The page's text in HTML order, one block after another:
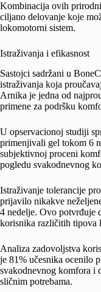
Kombinacija ovih
ciljano delovanje koje
lokomotorni sistem.
Istraživanja i efikasnost
Sastojci sadržani u
istraživanja koja
Arnika je jedna od
primene za podršku
U opservacionoj studiji
primenjivali gel tokom 6
subjektivnoj proceni
pogledu svakodnevnog
Istraživanje tolerancije
prijavilo nikakve
4 nedelje. Ovo potvrđuje
korisnika različitih tipova
Analiza zadovoljstva
je 81% učesnika ocenilo
svakodnevnog komfora i
sličnim potrebama.